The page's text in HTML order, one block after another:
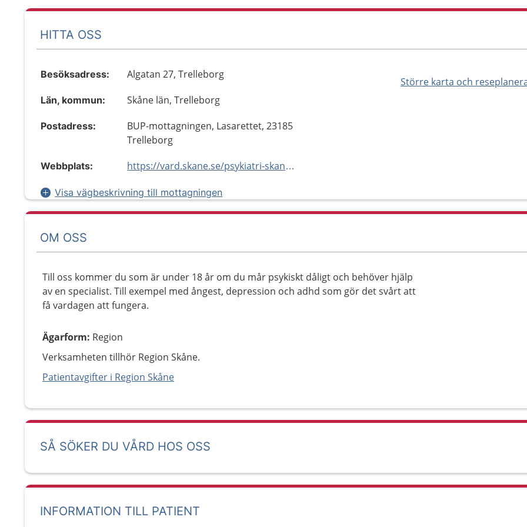
HITTA OSS
Större karta och
Besöksadress: Algatan 27, Trelleborg
Län, kommun: Skåne län, Trelleborg
Postadress:
BUP-mottagningen, Lasarettet, 23185
Trelleborg
Webbplats: https://vard.skane.se/psykiatri-skane/mottagningar-och-avdelningar/barn--och-ungdomspsykiatrimottagning-trelleborg/
Visa vägbeskrivning till mottagningen
OM OSS
Till oss kommer du som är under 18 år om du mår psykiskt dåligt och behöver hjälp
av en specialist. Till exempel med ångest, depression och adhd som gör det svårt att
få vardagen att fungera.
Ägarform: Region
Verksamheten tillhör Region Skåne.
Patientavgifter i Region Skåne
SÅ SÖKER DU VÅRD HOS OSS
INFORMATION TILL PATIENT